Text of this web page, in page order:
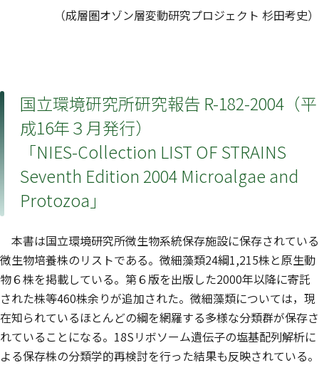
（成層圏オゾン層変動研究プロジェクト 杉田考史）
国立環境研究所研究報告 R-182-2004（平
成16年３月発行）
「NIES-Collection LIST OF STRAINS
Seventh Edition 2004 Microalgae and
Protozoa」
本書は国立環境研究所微生物系統保存施設に保存されている
微生物培養株のリストである。微細藻類24綱1,215株と原生動
物６株を掲載している。第６版を出版した2000年以降に寄託
された株等460株余りが追加された。微細藻類については，現
在知られているほとんどの綱を網羅する多様な分類群が保存さ
れていることになる。18Sリボソーム遺伝子の塩基配列解析に
よる保存株の分類学的再検討を行った結果も反映されている。